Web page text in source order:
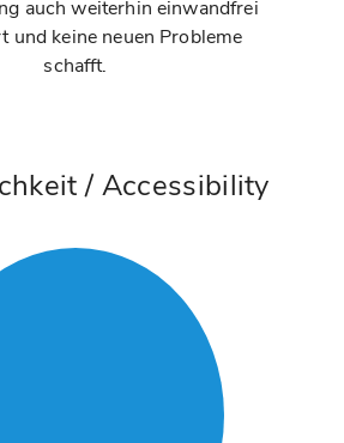
auch weiterhin einwandfrei
und keine neuen Probleme
schafft.
/ Accessibility